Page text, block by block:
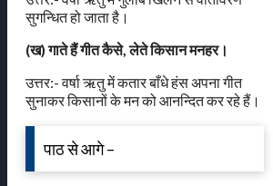
सुगन्धित हो जाता है।
(ख) गाते हैं गीत कैसे, लेते किसान मनहर।
उत्तर:- वर्षा ऋतु में कतार बाँधे हंस अपना गीत
सुनाकर किसानों के मन को आनन्दित कर रहे हैं।
पाठ से आगे –